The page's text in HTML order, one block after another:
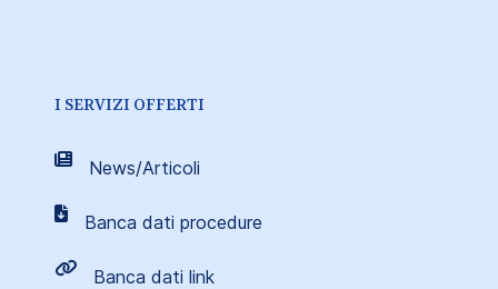
I SERVIZI OFFERTI
News/Articoli
Banca dati procedure
Banca dati link